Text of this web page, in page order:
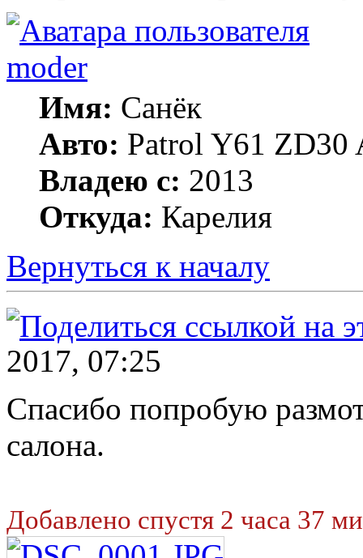
moder
Имя: Санёк
Авто: Patrol Y61 ZD30
Владею с: 2013
Откуда: Карелия
Вернуться к началу
2017, 07:25
Спасибо попробую
салона.
Добавлено спустя 2 часа 37